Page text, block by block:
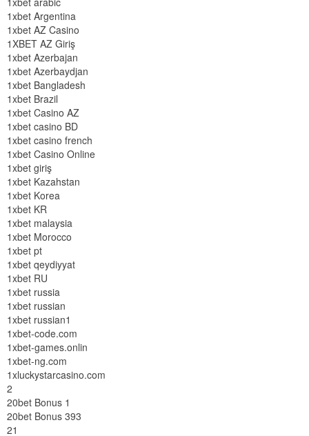
1xbet Argentina
1xbet AZ Casino
1XBET AZ Giriş
1xbet Azerbajan
1xbet Azerbaydjan
1xbet Bangladesh
1xbet Brazil
1xbet Casino AZ
1xbet casino BD
1xbet casino french
1xbet Casino Online
1xbet giriş
1xbet Kazahstan
1xbet Korea
1xbet KR
1xbet malaysia
1xbet Morocco
1xbet pt
1xbet qeydiyyat
1xbet RU
1xbet russia
1xbet russian
1xbet russian1
1xbet-code.com
1xbet-games.onlin
1xbet-ng.com
1xluckystarcasino.com
2
20bet Bonus 1
20bet Bonus 393
21